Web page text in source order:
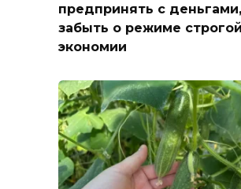
предпринять с
забыть о режиме строгой
экономии